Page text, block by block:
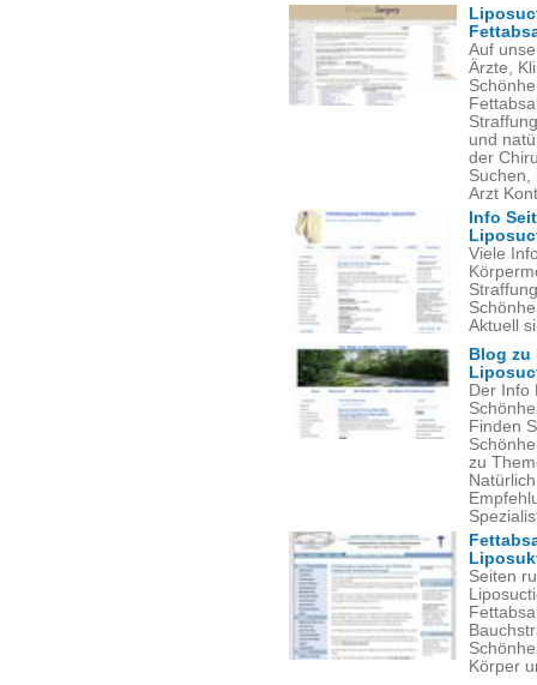
Auf
Ärzte,
und
der
Suchen,
Arzt
Info
Viele
Aktuell
Blog zu
Der Info
Finden
zu
Seiten
Körper